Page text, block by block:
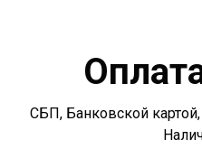
СБП, Банковской